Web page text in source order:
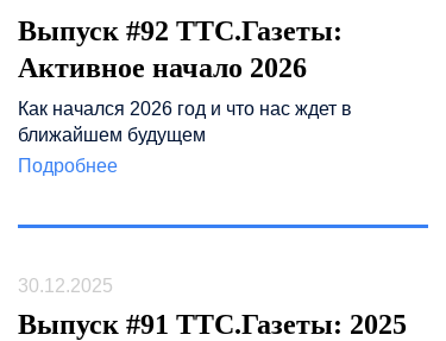
Выпуск #92 ТТС.Газеты:
Активное начало 2026
Как начался 2026 год и что нас ждет в
ближайшем будущем
Подробнее
30.12.2025
Выпуск #91 ТТС.Газеты: 2025